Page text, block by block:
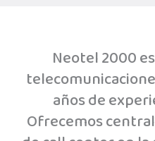
Neotel 2000
años de
Ofrecemos